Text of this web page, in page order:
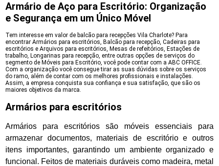
Armário de Aço para Escritório: Organização
e Segurança em um Único Móvel
Tem interesse em valor de balcão para recepções Vila Charlote? Para
encontrar Armários para escritórios, Balcão para recepção, Cadeiras para
escritórios e Arquivos para escritórios, Mesas de refeitórios, Estações de
trabalho, Longarinas para recepção, entre outras opções de serviços do
segmento de Móveis para Escritório, você pode contar com a ABC OFFICE.
Com a organização você consegue tirar as suas dúvidas sobre os serviços
do ramo, além de contar com os melhores profissionais e instalações.
Assim, a empresa conquista sua confiança e sua satisfação, que são os
maiores objetivos da marca.
Armários para escritórios
Armários para escritórios são móveis essenciais para
armazenar documentos, materiais de escritório e outros
itens importantes, garantindo um ambiente organizado e
funcional. Feitos de materiais duráveis como madeira, metal